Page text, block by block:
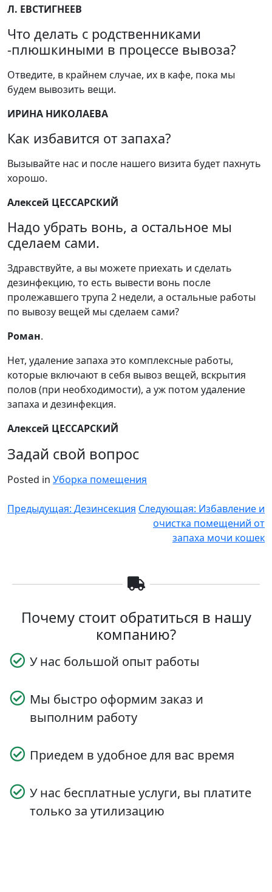
Л. ЕВСТИГНЕЕВ
Что делать с родственниками
-плюшкиными в процессе вывоза?
Отведите, в крайнем случае, их в кафе, пока мы
будем вывозить вещи.
ИРИНА НИКОЛАЕВА
Как избавится от запаха?
Вызывайте нас и после нашего визита будет пахнуть
хорошо.
Алексей ЦЕССАРСКИЙ
Надо убрать вонь, а остальное мы
сделаем сами.
Здравствуйте, а вы можете приехать и сделать
дезинфекцию, то есть вывести вонь после
пролежавшего трупа 2 недели, а остальные работы
по вывозу вещей мы сделаем сами?
Роман.
Нет, удаление запаха это комплексные работы,
которые включают в себя вывоз вещей, вскрытия
полов (при необходимости), а уж потом удаление
запаха и дезинфекция.
Алексей ЦЕССАРСКИЙ
Задай свой вопрос
Posted in Уборка помещения
Навигация
Предыдущая: Дезинсекция Следующая: Избавление и
очистка помещений от
запаха мочи кошек
Почему стоит обратиться в нашу
компанию?
У нас большой опыт работы
Мы быстро оформим заказ и
выполним работу
Приедем в удобное для вас время
У нас бесплатные услуги, вы платите
только за утилизацию